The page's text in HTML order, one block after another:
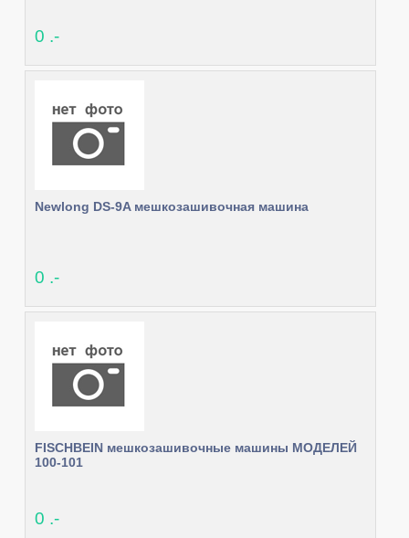
0 .-
Newlong DS-9A мешкозашивочная машина
0 .-
FISCHBEIN мешкозашивочные машины МОДЕЛЕЙ
100-101
0 .-